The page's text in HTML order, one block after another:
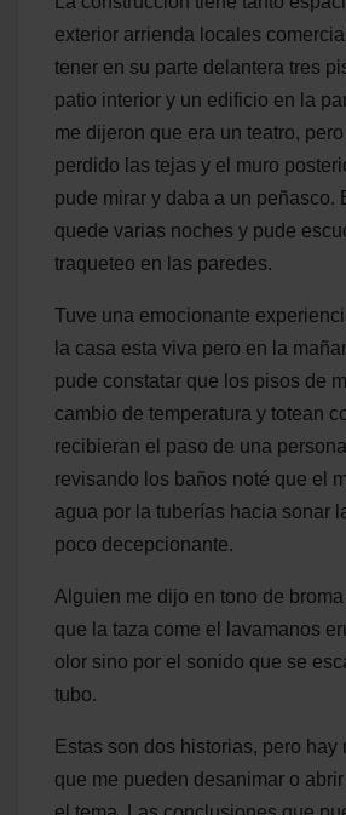
exterior arrienda locales
tener en su parte delantera tres
patio interior y un edificio en la
me dijeron que era un teatro,
perdido las tejas y el muro
pude mirar y daba a un peñasco.
quede varias noches y pude
traqueteo en las paredes.
Tuve una emocionante
la casa esta viva pero en la
pude constatar que los pisos de
cambio de temperatura y totean
recibieran el paso de una
revisando los baños noté que el
agua por la tuberías hacia sonar
poco decepcionante.
Alguien me dijo en tono de
que la taza come el lavamanos
olor sino por el sonido que se
tubo.
Estas son dos historias, pero hay
que me pueden desanimar o